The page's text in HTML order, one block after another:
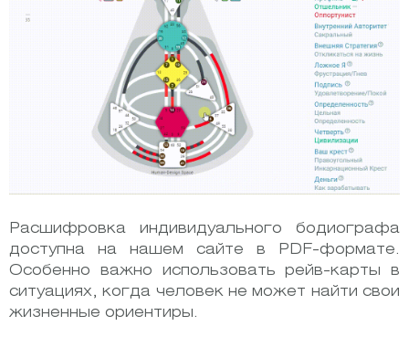
Расшифровка индивидуального бодиографа
доступна на нашем сайте в PDF-формате.
Особенно важно использовать рейв-карты в
ситуациях, когда человек не может найти свои
жизненные ориентиры.